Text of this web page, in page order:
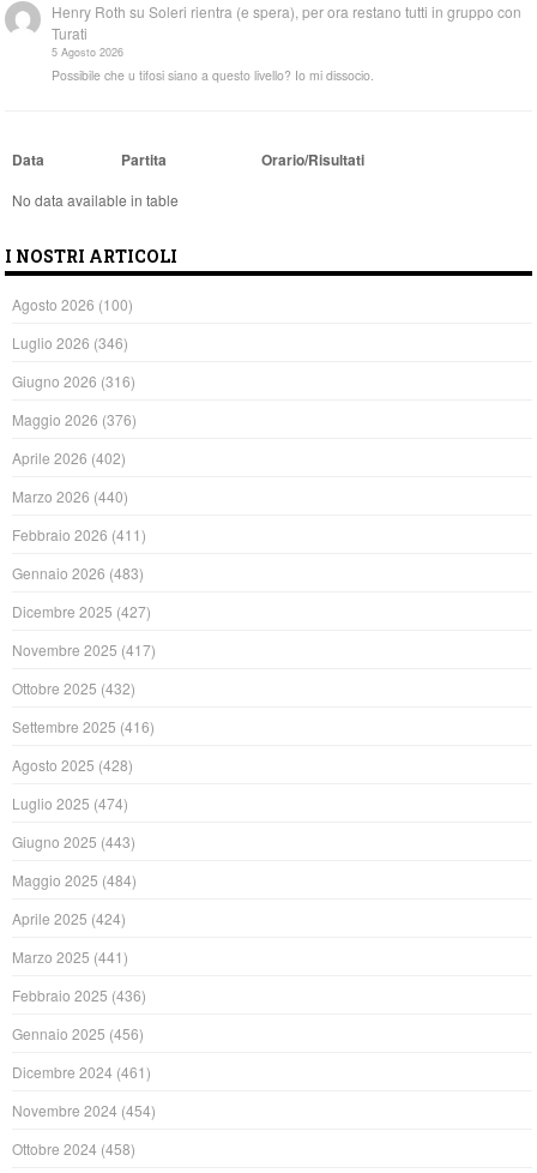
Henry Roth suSoleri rientra (e spera), per ora restano tutti in gruppo con
Turati
5 Agosto 2026
Possibile che u tifosi siano a questo livello? Io mi dissocio.
Data Partita Orario/Risultati
No data available in table
I NOSTRI ARTICOLI
Agosto 2026 (100)
Luglio 2026 (346)
Giugno 2026 (316)
Maggio 2026 (376)
Aprile 2026 (402)
Marzo 2026 (440)
Febbraio 2026 (411)
Gennaio 2026 (483)
Dicembre 2025 (427)
Novembre 2025 (417)
Ottobre 2025 (432)
Settembre 2025 (416)
Agosto 2025 (428)
Luglio 2025 (474)
Giugno 2025 (443)
Maggio 2025 (484)
Aprile 2025 (424)
Marzo 2025 (441)
Febbraio 2025 (436)
Gennaio 2025 (456)
Dicembre 2024 (461)
Novembre 2024 (454)
Ottobre 2024 (458)